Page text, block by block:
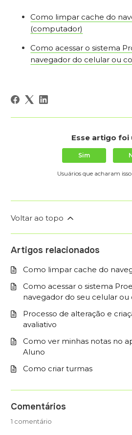
Como limpar cache do
(computador)
Como acessar o sistema
navegador do celular ou
Esse artigo foi
Sim
Usuários que acharam
Voltar ao topo
Artigos relacionados
Como limpar cache do
Como acessar o sistema
navegador do seu celular
Processo de alteração e
avaliativo
Como ver minhas notas no
Aluno
Como criar turmas
Comentários
1 comentário